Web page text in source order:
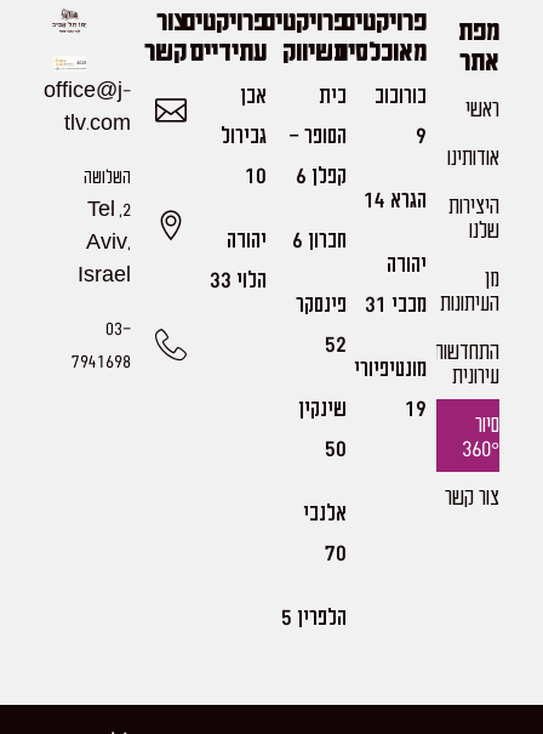
מפת
אתר
ראשי
אודותינו
היצירות
שלנו​
מן
העיתונות
התחדשות
עירונית
סיור
360°
צור קשר
פרויקטים
מאוכלסים
בורוכוב
9
הגרא 14
יהודה
מכבי 31
מונטיפיורי
19
פרויקטים
בשיווק
בית
הסופר -
קפלן 6
חברון 6
פינסקר
52
שינקין
50
אלנבי
70
הלפרין 5
פרויקטים
עתידיים
אבן
גבירול
10
יהודה
הלוי 33
צור
קשר
office@j-
tlv.com
השלושה
2, Tel
Aviv,
Israel
03-
7941698